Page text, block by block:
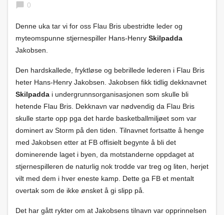
chat_bubble 0
Denne uka tar vi for oss Flau Bris ubestridte leder og
myteomspunne stjernespiller Hans-Henry Skilpadda
Jakobsen.
Den hardskallede, fryktløse og bebrillede lederen i Flau Bris
heter Hans-Henry Jakobsen. Jakobsen fikk tidlig dekknavnet
Skilpadda i undergrunnsorganisasjonen som skulle bli
hetende Flau Bris. Dekknavn var nødvendig da Flau Bris
skulle starte opp pga det harde basketballmiljøet som var
dominert av Storm på den tiden. Tilnavnet fortsatte å henge
med Jakobsen etter at FB offisielt begynte å bli det
dominerende laget i byen, da motstanderne oppdaget at
stjernespilleren de naturlig nok trodde var treg og liten, herjet
vilt med dem i hver eneste kamp. Dette ga FB et mentalt
overtak som de ikke ønsket å gi slipp på.
Det har gått rykter om at Jakobsens tilnavn var opprinnelsen